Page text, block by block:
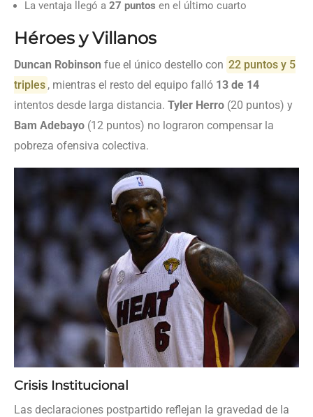
La ventaja llegó a 27 puntos en el último cuarto
Héroes y Villanos
Duncan Robinson fue el único destello con 22 puntos y 5
triples , mientras el resto del equipo falló 13 de 14
intentos desde larga distancia. Tyler Herro (20 puntos) y
Bam Adebayo (12 puntos) no lograron compensar la
pobreza ofensiva colectiva.
Crisis Institucional
Las declaraciones postpartido reflejan la gravedad de la